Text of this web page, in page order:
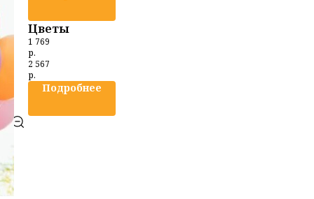
Цветы
1 769
р.
2 567
р.
Подробнее